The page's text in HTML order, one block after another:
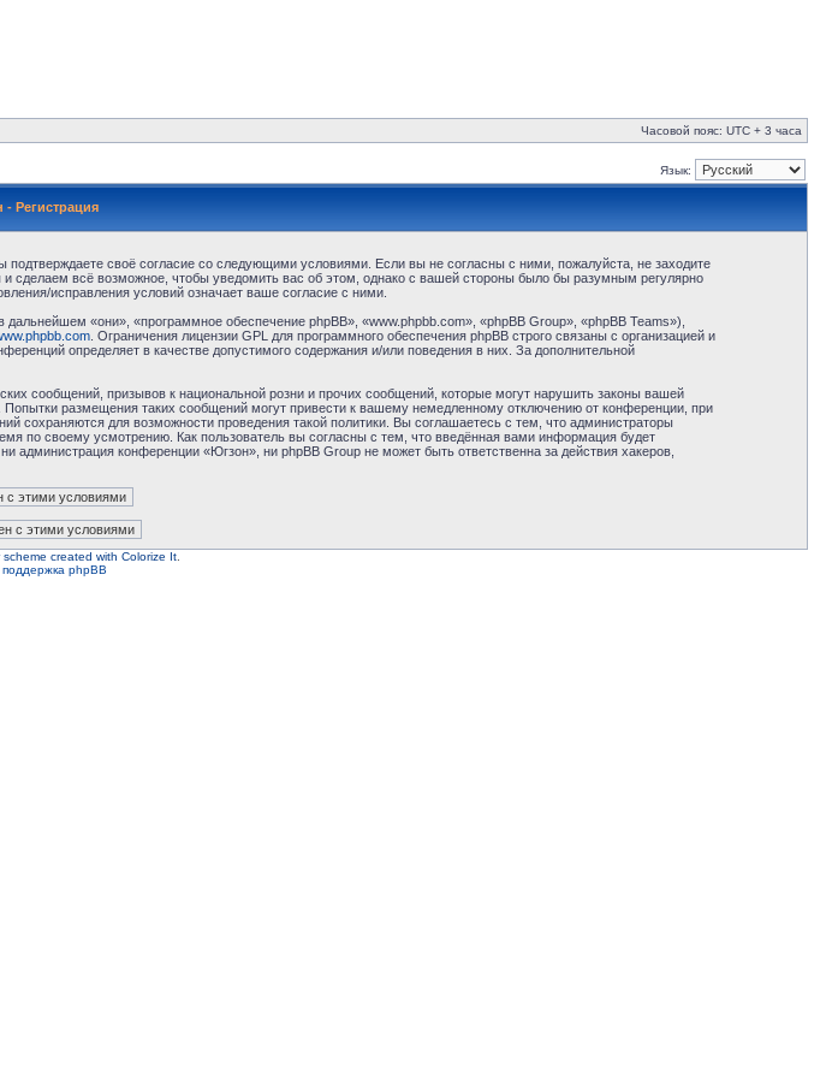
Часовой пояс: UTC + 3 часа
Язык:
- Регистрация
своё согласие со следующими условиями. Если вы не согласны с ними, пожалуйста, не заходите
всё возможное, чтобы уведомить вас об этом, однако с вашей стороны было бы разумным регулярно
исправления условий означает ваше согласие с ними.
«они», «программное обеспечение phpBB», «www.phpbb.com», «phpBB Group», «phpBB Teams»),
. Ограничения лицензии GPL для программного обеспечения phpBB строго связаны с организацией и
определяет в качестве допустимого содержания и/или поведения в них. За дополнительной
сообщений, призывов к национальной розни и прочих сообщений, которые могут нарушить законы вашей
размещения таких сообщений могут привести к вашему немедленному отключению от конференции, при
сохраняются для возможности проведения такой политики. Вы соглашаетесь с тем, что администраторы
по своему усмотрению. Как пользователь вы согласны с тем, что введённая вами информация будет
конференции «Югзон», ни phpBB Group не может быть ответственна за действия хакеров,
scheme created with Colorize It.
поддержка phpBB